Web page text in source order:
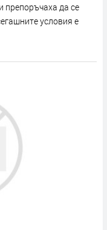
препоръчаха да се
условия е